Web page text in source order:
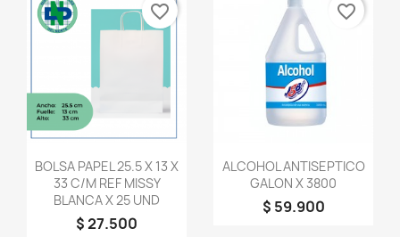
 Vista rápida
BOLSA PAPEL 25.5 X 13 X
33 C/M REF MISSY
BLANCA X 25 UND
$ 27.500
favorite_border
Vista rápida
ALCOHOL ANTISEPTICO
GALON X 3800
$ 59.900
favorite_border